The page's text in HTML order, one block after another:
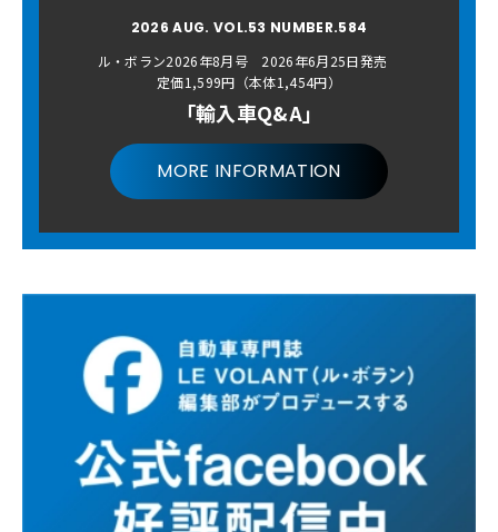
2026 AUG. VOL.53 NUMBER.584
ル・ボラン2026年8月号 2026年6月25日発売
定価1,599円（本体1,454円）
「輸入車Q&A」
MORE INFORMATION